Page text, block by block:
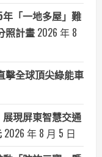
「一地多屋」難
照計畫 2026 年 8
擊全球頂尖綠能車
展現屏東智慧交通
2026 年 8 月 5 日